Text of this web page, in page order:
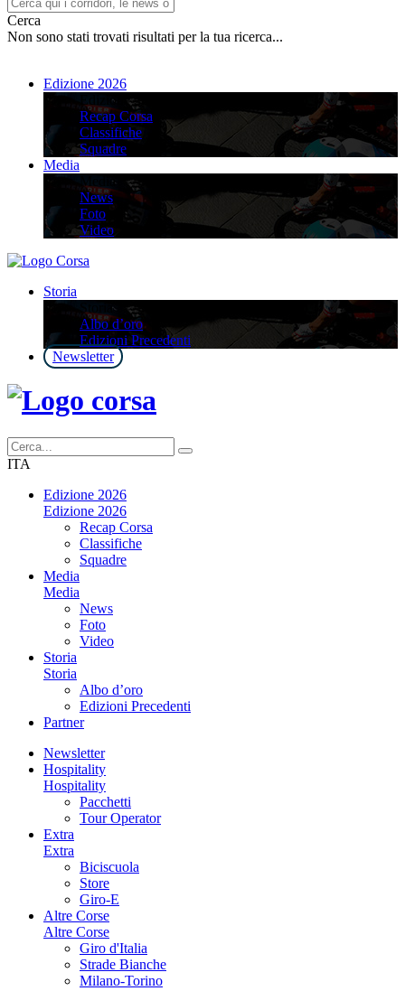
Cerca
Non sono stati trovati risultati per la tua ricerca...
Edizione 2026
Edizione 2026
Recap Corsa
Classifiche
Squadre
Media
Media
News
Foto
Video
Storia
Storia
Albo d’oro
Edizioni Precedenti
Newsletter
ITA
Edizione 2026
Edizione 2026
Recap Corsa
Classifiche
Squadre
Media
Media
News
Foto
Video
Storia
Storia
Albo d’oro
Edizioni Precedenti
Partner
Newsletter
Hospitality
Hospitality
Pacchetti
Tour Operator
Extra
Extra
Biciscuola
Store
Giro-E
Altre Corse
Altre Corse
Giro d'Italia
Strade Bianche
Milano-Torino